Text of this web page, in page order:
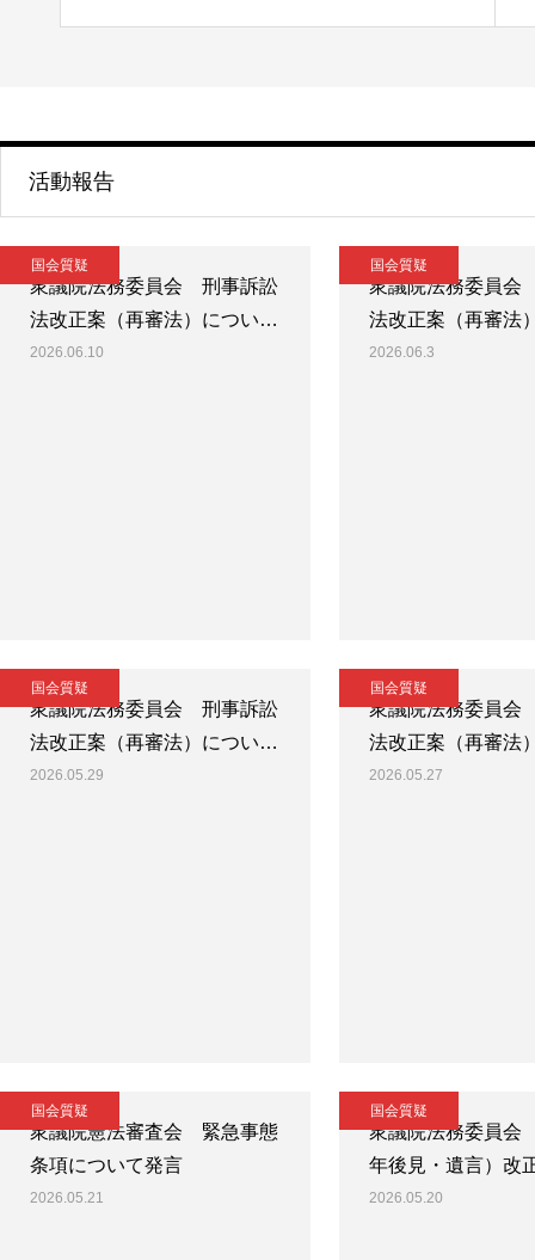
活動報告
国会質疑
衆議院法務委員会 刑事訴訟
法改正案（再審法）につい…
2026.06.10
国会質疑
衆議院法務委員
法改正案（再審法
2026.06.3
国会質疑
衆議院法務委員会 刑事訴訟
法改正案（再審法）につい…
2026.05.29
国会質疑
衆議院法務委員
法改正案（再審法
2026.05.27
国会質疑
衆議院憲法審査会 緊急事態
条項について発言
2026.05.21
国会質疑
衆議院法務委員
年後見・遺言）改
2026.05.20